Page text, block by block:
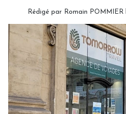
Rédigé par Romain POMMIER